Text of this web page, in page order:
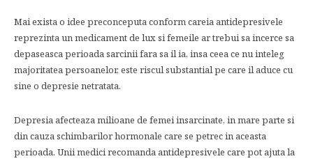
Mai exista o idee preconceputa conform careia antidepresivele
reprezinta un medicament de lux si femeile ar trebui sa incerce sa
depaseasca perioada sarcinii fara sa il ia, insa ceea ce nu inteleg
majoritatea persoanelor, este riscul substantial pe care il aduce cu
sine o depresie netratata.
Depresia afecteaza milioane de femei insarcinate, in mare parte si
din cauza schimbarilor hormonale care se petrec in aceasta
perioada. Unii medici recomanda antidepresivele care pot ajuta la